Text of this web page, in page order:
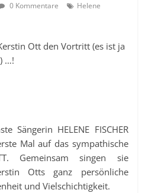
0 Kommentare
Helene
Ott den Vortritt (es ist ja
…!
Sängerin HELENE FISCHER
Mal auf das sympathische
Gemeinsam singen sie
Otts ganz persönliche
und Vielschichtigkeit.